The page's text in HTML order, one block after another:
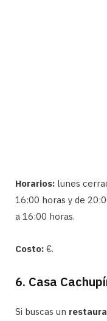
Horarios: lunes
16:00 horas y de
a 16:00 horas.
Costo: €.
6. Casa
Si buscas un